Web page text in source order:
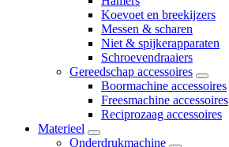
Koevoet en breekijzers
Messen & scharen
Niet & spijkerapparaten
Schroevendraaiers
Gereedschap accessoires
Boormachine accessoires
Freesmachine accessoires
Reciprozaag accessoires
Materieel
Onderdrukmachine